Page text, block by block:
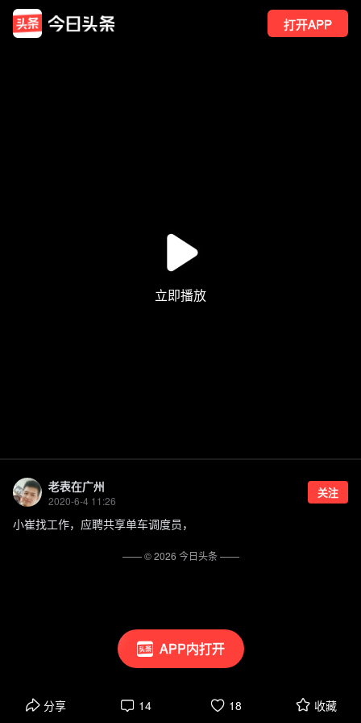
打开APP
APP内打开
老表在广州
2020-6-4 11:26
关注
小崔找工作，应聘共享单车调度员，
分享 14 18 收藏
—— ©2026 今日头条——